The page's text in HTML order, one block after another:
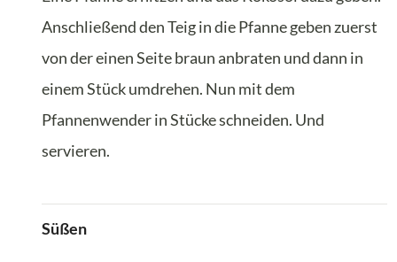
Anschließend den Teig in die Pfanne geben zuerst
von der einen Seite braun anbraten und dann in
einem Stück umdrehen. Nun mit dem
Pfannenwender in Stücke schneiden. Und
servieren.
Süßen